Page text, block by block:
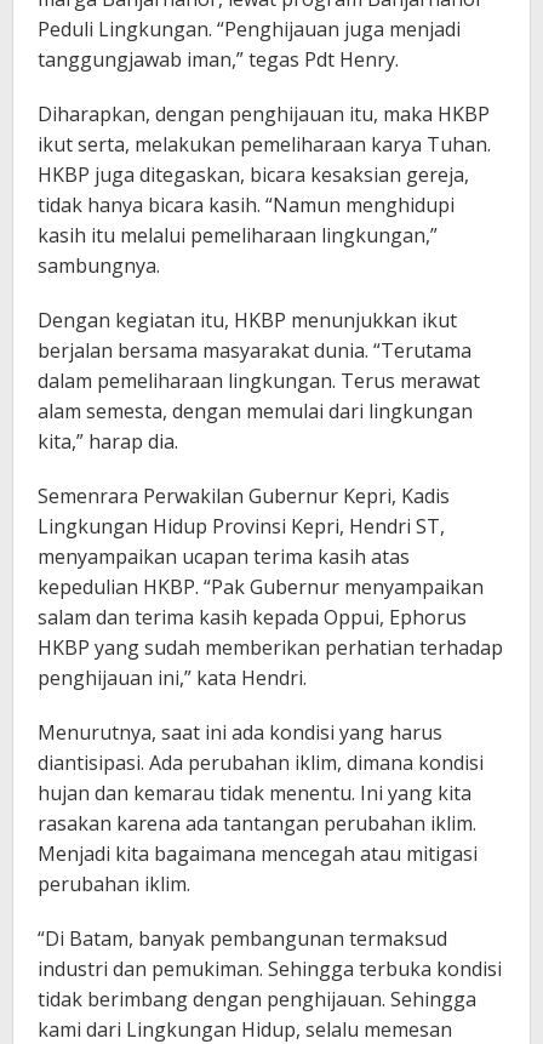
Peduli Lingkungan. “Penghijauan juga menjadi
tanggungjawab iman,” tegas Pdt Henry.
Diharapkan, dengan penghijauan itu, maka HKBP
ikut serta, melakukan pemeliharaan karya Tuhan.
HKBP juga ditegaskan, bicara kesaksian gereja,
tidak hanya bicara kasih. “Namun menghidupi
kasih itu melalui pemeliharaan lingkungan,”
sambungnya.
Dengan kegiatan itu, HKBP menunjukkan ikut
berjalan bersama masyarakat dunia. “Terutama
dalam pemeliharaan lingkungan. Terus merawat
alam semesta, dengan memulai dari lingkungan
kita,” harap dia.
Semenrara Perwakilan Gubernur Kepri, Kadis
Lingkungan Hidup Provinsi Kepri, Hendri ST,
menyampaikan ucapan terima kasih atas
kepedulian HKBP. “Pak Gubernur menyampaikan
salam dan terima kasih kepada Oppui, Ephorus
HKBP yang sudah memberikan perhatian terhadap
penghijauan ini,” kata Hendri.
Menurutnya, saat ini ada kondisi yang harus
diantisipasi. Ada perubahan iklim, dimana kondisi
hujan dan kemarau tidak menentu. Ini yang kita
rasakan karena ada tantangan perubahan iklim.
Menjadi kita bagaimana mencegah atau mitigasi
perubahan iklim.
“Di Batam, banyak pembangunan termaksud
industri dan pemukiman. Sehingga terbuka kondisi
tidak berimbang dengan penghijauan. Sehingga
kami dari Lingkungan Hidup, selalu memesan